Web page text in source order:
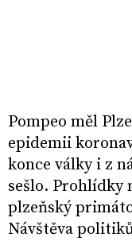
Pompeo měl
epidemii
konce války i z
sešlo. Prohlídky
plzeňský
Návštěva